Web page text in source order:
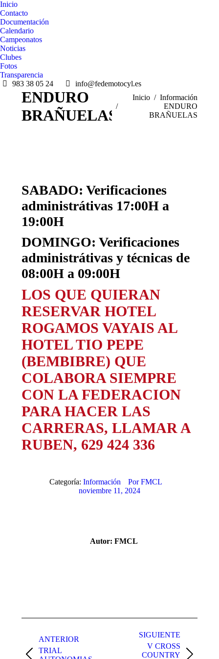
Inicio
Contacto
Documentación
Calendario
Campeonatos
Noticias
Clubes
Fotos
Transparencia
983 38 05 24
info@fedemotocyl.es
ENDURO
BRAÑUELAS
Estás aquí:
Inicio
Información
ENDURO
BRAÑUELAS
SABADO: Verificaciones
administrátivas 17:00H a
19:00H
DOMINGO: Verificaciones
administrátivas y técnicas de
08:00H a 09:00H
LOS QUE QUIERAN
RESERVAR HOTEL
ROGAMOS VAYAIS AL
HOTEL TIO PEPE
(BEMBIBRE) QUE
COLABORA SIEMPRE
CON LA FEDERACION
PARA HACER LAS
CARRERAS, LLAMAR A
RUBEN, 629 424 336
Categoría: Información PorFMCL
noviembre 11, 2024
Autor: FMCL
entre
publicaciones
ANTERIOR
Publicación
TRIAL
SIGUIENTE
Publicación
V CROSS
COUNTRY